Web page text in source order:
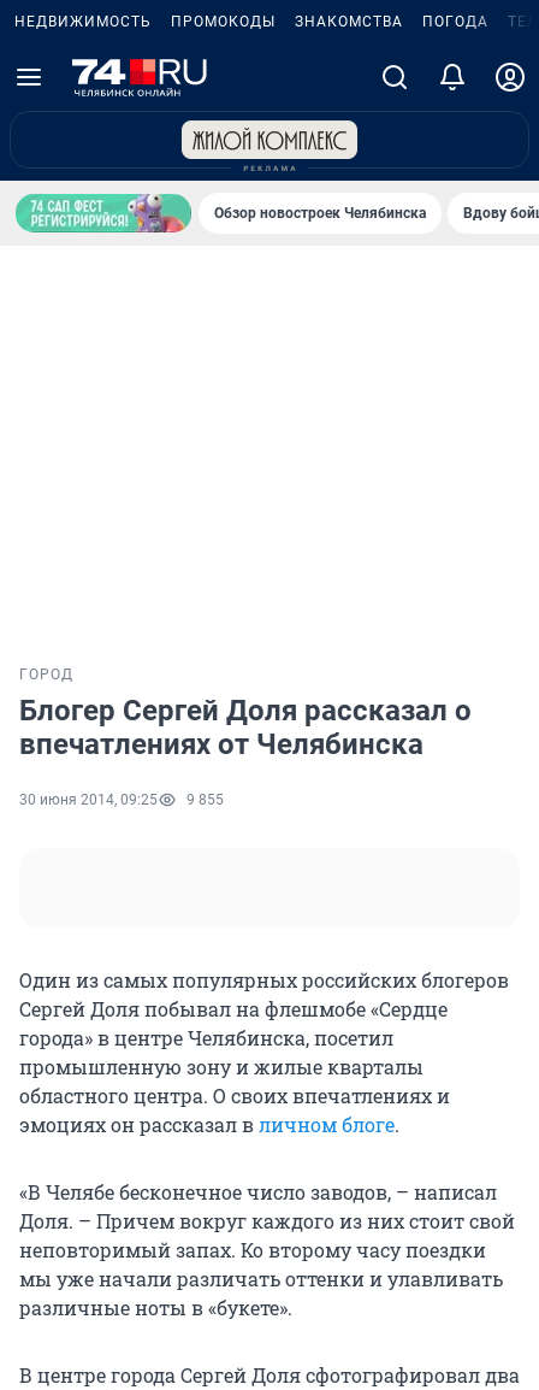
НЕДВИЖИМОСТЬ ПРОМОКОДЫ ЗНАКОМСТВА ПОГОДА
Обзор новостроек Челябинска Вдову
ГОРОД
Блогер Сергей Доля рассказал о
впечатлениях от Челябинска
30 июня 2014, 09:25 9 855
Один из самых популярных российских блогеров
Сергей Доля побывал на флешмобе «Сердце
города» в центре Челябинска, посетил
промышленную зону и жилые кварталы
областного центра. О своих впечатлениях и
эмоциях он рассказал вличном блоге.
«В Челябе бесконечное число заводов, – написал
Доля. – Причем вокруг каждого из них стоит свой
неповторимый запах. Ко второму часу поездки
мы уже начали различать оттенки и улавливать
различные ноты в «букете».
В центре города Сергей Доля сфотографировал два